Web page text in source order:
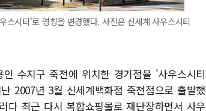
시티'로 명칭을 변경했다. 사진은 신세계 사우스시티
수지구 죽전에 위치한 경기점을 '사우스시티
2007년 3월 신세계백화점 죽전점으로 출발했
다 최근 다시 복합쇼핑몰로 재단장하면서 사우